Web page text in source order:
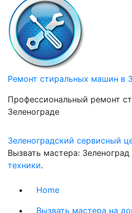
Ремонт стиральных машин в
Профессиональный ремонт
Зеленограде
Зеленоградский сервисный
Вызвать мастера: Зеленоград
техники.
Home
Вызвать мастера на